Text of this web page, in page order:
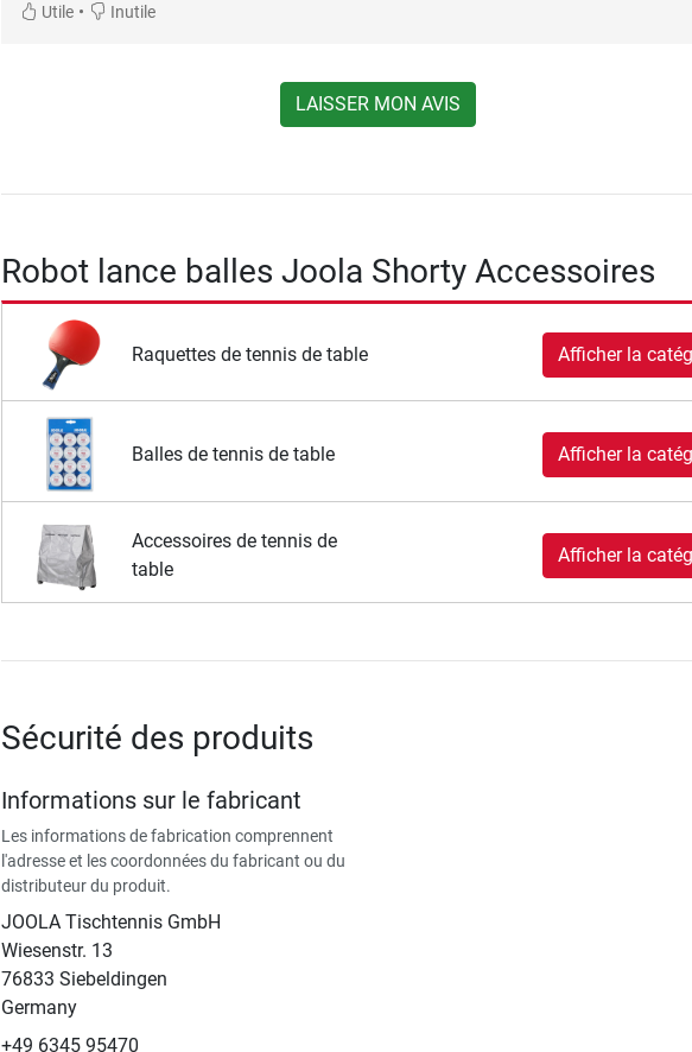
Utile• Inutile
LAISSER MON AVIS
Robot lance balles Joola Shorty Accessoires
Raquettes de tennis de table Afficher la
Balles de tennis de table Afficher la
Accessoires de tennis de
table
Afficher la
Sécurité des produits
Informations sur le fabricant
Les informations de fabrication comprennent
l'adresse et les coordonnées du fabricant ou du
distributeur du produit.
JOOLA Tischtennis GmbH
Wiesenstr. 13
76833 Siebeldingen
Germany
+49 6345 95470